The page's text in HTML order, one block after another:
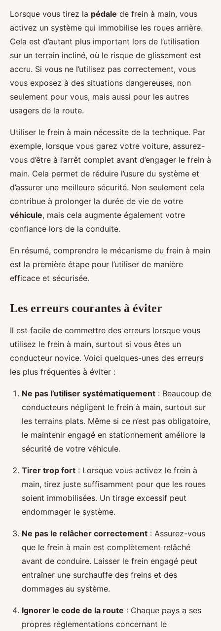
Lorsque vous tirez la pédale de frein à main, vous
activez un système qui immobilise les roues arrière.
Cela est d’autant plus important lors de l’utilisation
sur un terrain incliné, où le risque de glissement est
accru. Si vous ne l’utilisez pas correctement, vous
vous exposez à des situations dangereuses, non
seulement pour vous, mais aussi pour les autres
usagers de la route.
Utiliser le frein à main nécessite de la technique. Par
exemple, lorsque vous garez votre voiture, assurez-
vous d’être à l’arrêt complet avant d’engager le frein à
main. Cela permet de réduire l’usure du système et
d’assurer une meilleure sécurité. Non seulement cela
contribue à prolonger la durée de vie de votre
véhicule, mais cela augmente également votre
confiance lors de la conduite.
En résumé, comprendre le mécanisme du frein à main
est la première étape pour l’utiliser de manière
efficace et sécurisée.
Les erreurs courantes à éviter
Il est facile de commettre des erreurs lorsque vous
utilisez le frein à main, surtout si vous êtes un
conducteur novice. Voici quelques-unes des erreurs
les plus fréquentes à éviter :
Ne pas l’utiliser systématiquement : Beaucoup de
conducteurs négligent le frein à main, surtout sur
les terrains plats. Même si ce n’est pas obligatoire,
le maintenir engagé en stationnement améliore la
sécurité de votre véhicule.
Tirer trop fort : Lorsque vous activez le frein à
main, tirez juste suffisamment pour que les roues
soient immobilisées. Un tirage excessif peut
endommager le système.
Ne pas le relâcher correctement : Assurez-vous
que le frein à main est complètement relâché
avant de conduire. Laisser le frein engagé peut
entraîner une surchauffe des freins et des
dommages au système.
Ignorer le code de la route : Chaque pays a ses
propres réglementations concernant le